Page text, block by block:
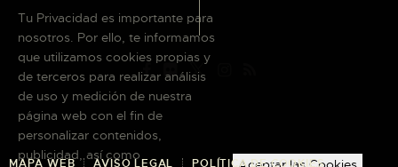
MAPA WEB AVISO LEGAL POLÍTICA DE COOKIES
Tu Privacidad es importante para
nosotros. Por ello, te informamos
que utilizamos cookies propias y
de terceros para realizar análisis
de uso y medición de nuestra
página web con el fin de
personalizar contenidos,
publicidad, así como